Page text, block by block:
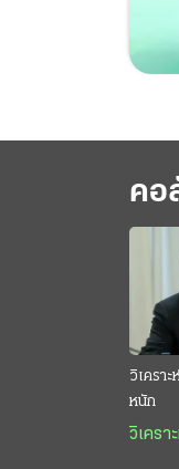
คอ
วิเครา
หนัก
วิเครา